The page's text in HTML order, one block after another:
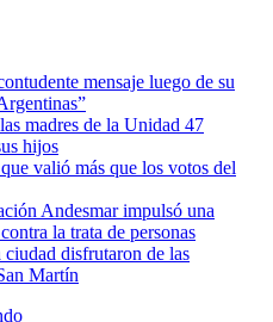
mensaje luego de su
madres de la Unidad 47
hijos
valió más que los votos del
Andesmar impulsó una
la trata de personas
disfrutaron de las
Martín